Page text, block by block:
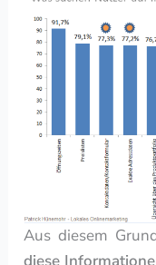
Aus diesem
diese